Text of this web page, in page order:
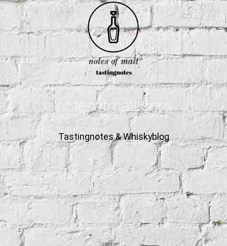
notesofmalt.com
Tastingnotes & Whiskyblog